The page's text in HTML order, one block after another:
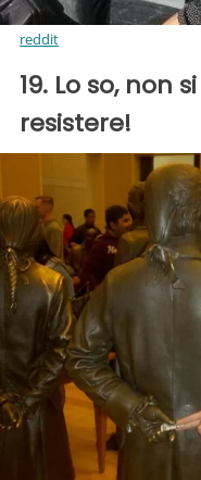
reddit
19. Lo so, non
resistere!